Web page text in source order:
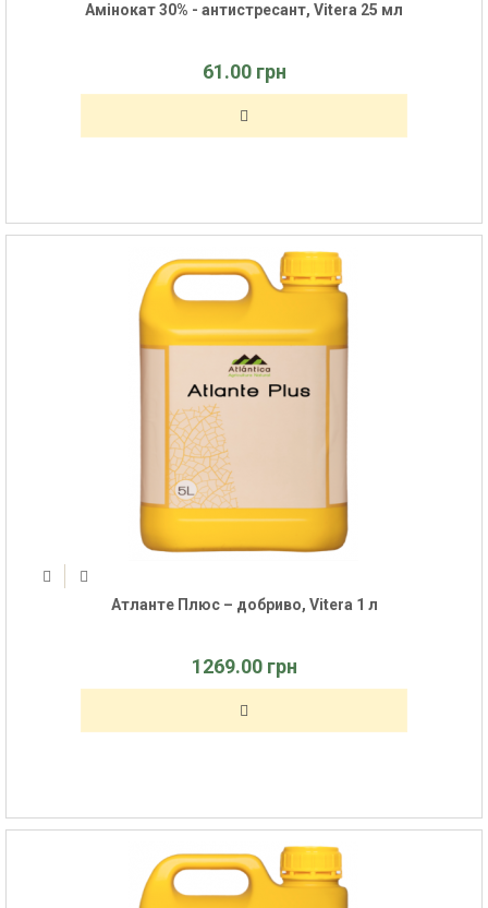
Амінокат 30% - антистресант, Vitera 25 мл
61.00 грн
Атланте Плюс – добриво, Vitera 1 л
1269.00 грн